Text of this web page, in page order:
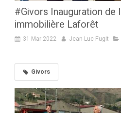
#Givors Inauguration de
immobilière Laforêt
31 Mar 2022 Jean-Luc Fugit
Givors